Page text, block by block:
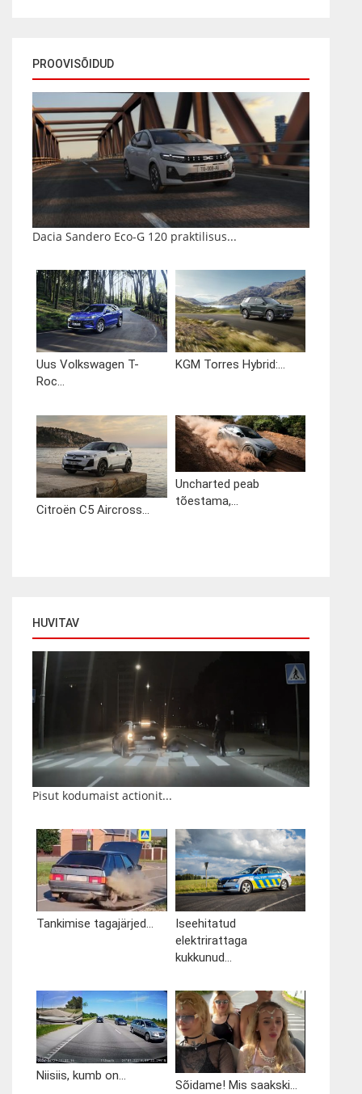
PROOVISÕIDUD
Dacia Sandero Eco-G 120 praktilisus...
Uus Volkswagen T-
Roc...
KGM Torres Hybrid:...
Citroën C5 Aircross...
Uncharted peab
tõestama,...
HUVITAV
Pisut kodumaist actionit...
Tankimise tagajärjed...
Iseehitatud
elektrirattaga
kukkunud...
Niisiis, kumb on...
Sõidame! Mis saakski...